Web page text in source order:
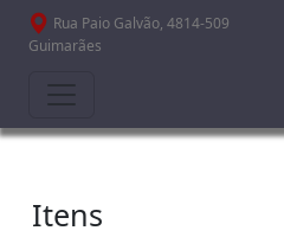
Passar para o conteúdo principal
Rua Paio Galvão, 4814-509
Guimarães
Itens